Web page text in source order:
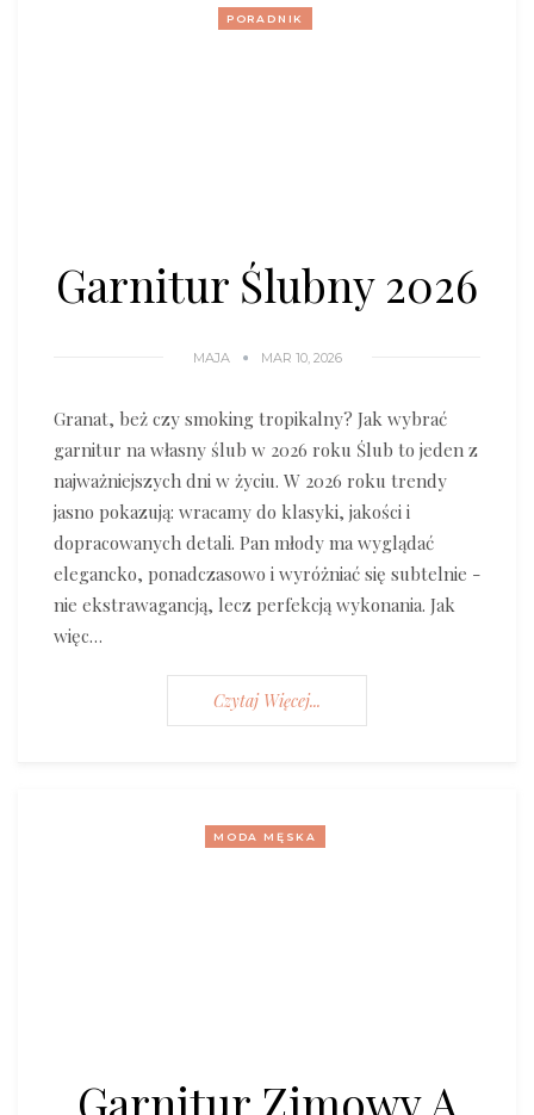
PORADNIK
Garnitur Ślubny 2026
MAJA MAR 10, 2026
Granat, beż czy smoking tropikalny? Jak wybrać
garnitur na własny ślub w 2026 roku Ślub to jeden z
najważniejszych dni w życiu. W 2026 roku trendy
jasno pokazują: wracamy do klasyki, jakości i
dopracowanych detali. Pan młody ma wyglądać
elegancko, ponadczasowo i wyróżniać się subtelnie -
nie ekstrawagancją, lecz perfekcją wykonania. Jak
więc…
Czytaj Więcej...
MODA MĘSKA
Garnitur Zimowy A